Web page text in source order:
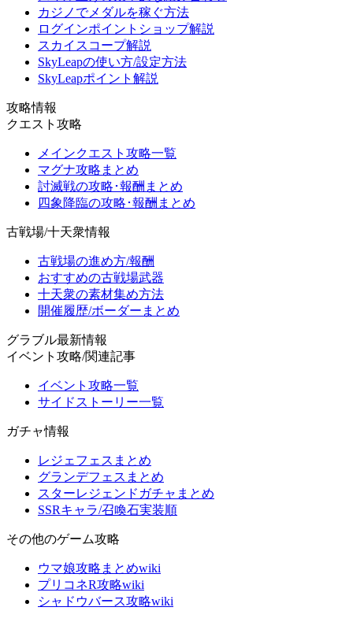
カジノでメダルを稼ぐ方法
ログインポイントショップ解説
スカイスコープ解説
SkyLeapの使い方/設定方法
SkyLeapポイント解説
攻略情報
クエスト攻略
メインクエスト攻略一覧
マグナ攻略まとめ
討滅戦の攻略･報酬まとめ
四象降臨の攻略･報酬まとめ
古戦場/十天衆情報
古戦場の進め方/報酬
おすすめの古戦場武器
十天衆の素材集め方法
開催履歴/ボーダーまとめ
グラブル最新情報
イベント攻略/関連記事
イベント攻略一覧
サイドストーリー一覧
ガチャ情報
レジェフェスまとめ
グランデフェスまとめ
スターレジェンドガチャまとめ
SSRキャラ/召喚石実装順
その他のゲーム攻略
ウマ娘攻略まとめwiki
プリコネR攻略wiki
シャドウバース攻略wiki